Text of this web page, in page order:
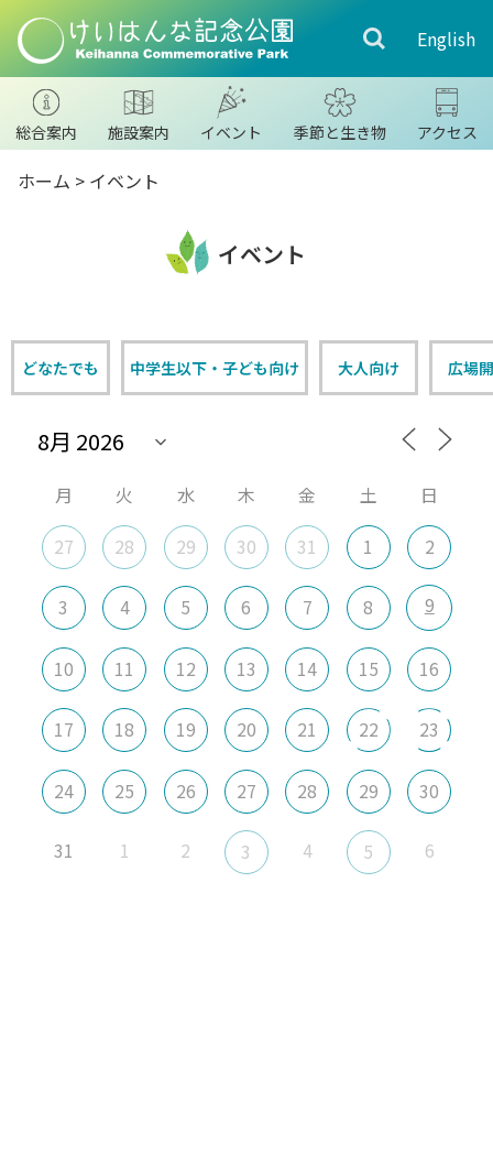
English
総合案内 施設案内 イベント 季節と生き物 アクセス
ホーム > イベント
イベント
どなたでも 中学生以下・子ども向け 大人向け 広場
月 火 水 木 金 土
日
27
28 29 30 31 1 2
3 4 5 6 7 8 9
10 11 12 13 14 15 16
17 18 19 20 21 22 23
24 25 26 27 28 29 30
31 1 2 3 4 5 6